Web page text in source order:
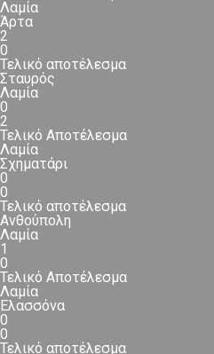
Λαμία
Άρτα
2
0
Τελικό αποτέλεσμα
Σταυρός
Λαμία
0
2
Τελικό Αποτέλεσμα
Λαμία
Σχηματάρι
0
0
Τελικό αποτέλεσμα
Ανθούπολη
Λαμία
1
0
Τελικό Αποτέλεσμα
Λαμία
Ελασσόνα
0
0
Τελικό αποτέλεσμα